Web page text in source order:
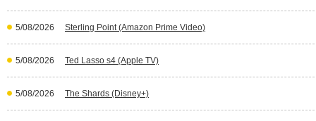
5/08/2026 Sterling Point (Amazon Prime Video)
5/08/2026 Ted Lasso s4 (Apple TV)
5/08/2026 The Shards (Disney+)